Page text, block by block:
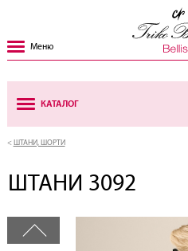
Меню
КАТАЛОГ
ШТАНИ, ШОРТИ
ШТАНИ 3092